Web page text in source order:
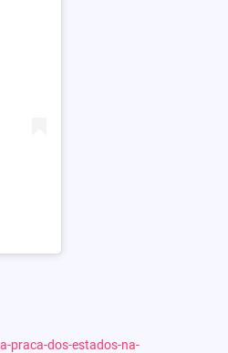
praca-dos-estados-na-